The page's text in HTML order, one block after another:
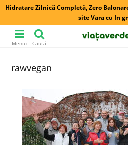
Hidratare Zilnică Completă, Zero
site Vara cu In
Meniu Caută
rawvegan